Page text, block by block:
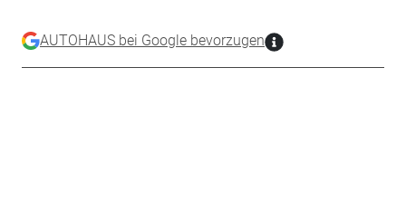
AUTOHAUS bei Google bevorzugen